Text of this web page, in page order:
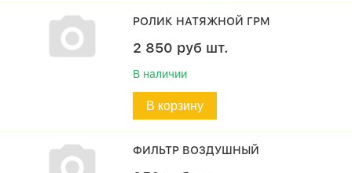
РОЛИК НАТЯЖНОЙ ГРМ
2 850 руб шт.
В наличии
В корзину
ФИЛЬТР ВОЗДУШНЫЙ